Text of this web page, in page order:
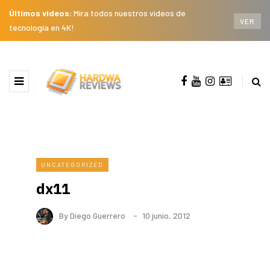
Últimos videos: Mira todos nuestros videos de
tecnología en 4K!
VER
UNCATEGORIZED
dx11
ByDiego Guerrero 10 junio, 2012